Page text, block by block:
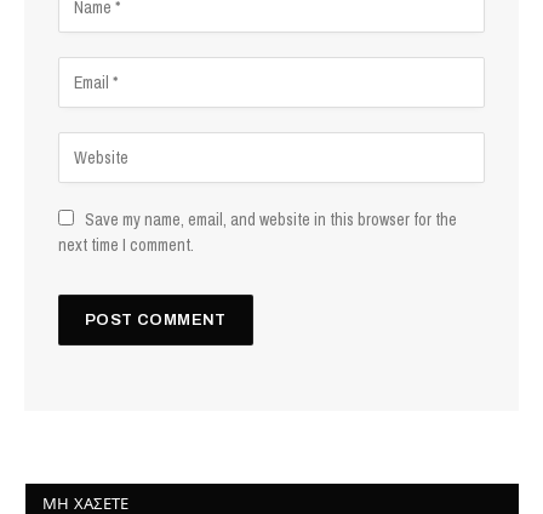
Save my name, email, and website in this browser for the
next time I comment.
ΜΗ ΧΆΣΕΤΕ